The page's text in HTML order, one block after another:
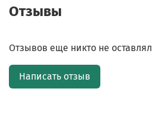
Отзывы
Отзывов еще никто не оставлял
Написать отзыв